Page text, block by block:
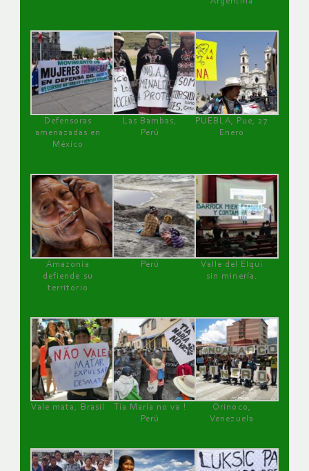
Defensoras
amenazadas en
México
Las Bambas,
Perú
PUEBLA, Pue, 27
Enero
Amazonía
defiende su
territorio
Perú
Valle del Elqui
sin minería.
Vale mata, Brasil
Tía María no va !
Perú
Orinoco,
Venezuela